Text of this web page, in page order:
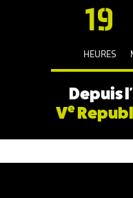
19
HEURES
Depuis
Ve